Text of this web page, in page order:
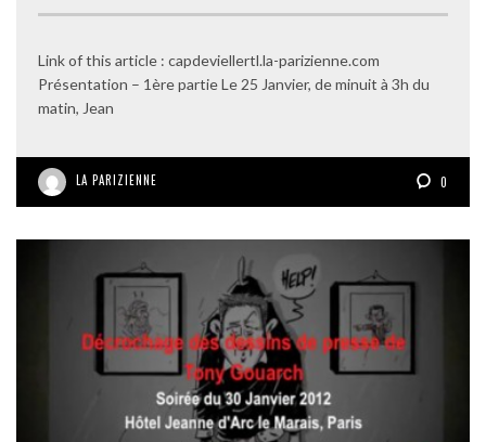
Link of this article : capdeviellertl.la-parizienne.com
Présentation – 1ère partie Le 25 Janvier, de minuit à 3h du
matin, Jean
LA PARIZIENNE 0